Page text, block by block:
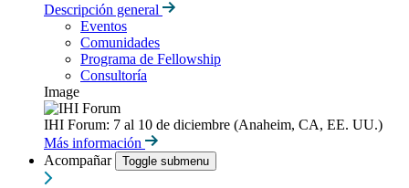
Descripción general
Eventos
Comunidades
Programa de Fellowship
Consultoría
Image
IHI Forum: 7 al 10 de diciembre (Anaheim, CA, EE. UU.)
Más información
Acompañar
Toggle submenu